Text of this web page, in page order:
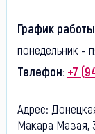
График
понедельник -
Телефон: +7
Адрес:
Макара Мазая,